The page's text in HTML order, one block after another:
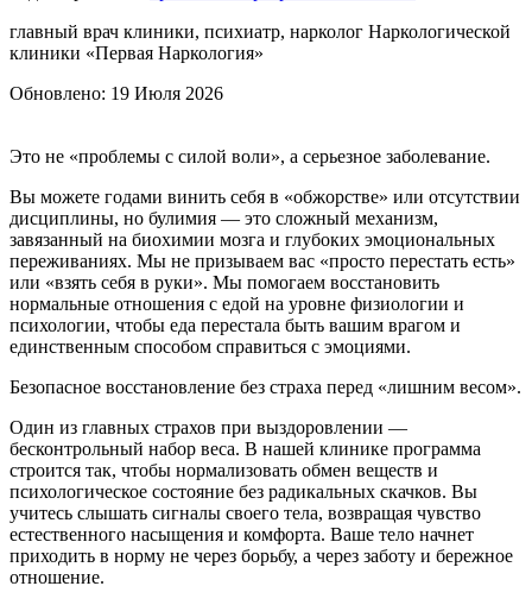
главный врач клиники, психиатр, нарколог Наркологической
клиники «Первая Наркология»
Обновлено: 19 Июля 2026
Это не «проблемы с силой воли», а серьезное заболевание.
Вы можете годами винить себя в «обжорстве» или отсутствии
дисциплины, но булимия — это сложный механизм,
завязанный на биохимии мозга и глубоких эмоциональных
переживаниях. Мы не призываем вас «просто перестать есть»
или «взять себя в руки». Мы помогаем восстановить
нормальные отношения с едой на уровне физиологии и
психологии, чтобы еда перестала быть вашим врагом и
единственным способом справиться с эмоциями.
Безопасное восстановление без страха перед «лишним весом».
Один из главных страхов при выздоровлении —
бесконтрольный набор веса. В нашей клинике программа
строится так, чтобы нормализовать обмен веществ и
психологическое состояние без радикальных скачков. Вы
учитесь слышать сигналы своего тела, возвращая чувство
естественного насыщения и комфорта. Ваше тело начнет
приходить в норму не через борьбу, а через заботу и бережное
отношение.